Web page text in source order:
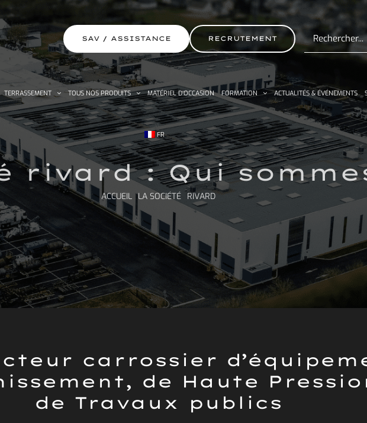
SAV / ASSISTANCE RECRUTEMENT
Rechercher:
TERRASSEMENT TOUS NOS PRODUITS MATÉRIEL D’OCCASION FORMATION ACTUALITÉS & ÉVÉNEMENTS
FR
rivard : Qui
ACCUEIL LA SOCIÉTÉ RIVARD
carrossier
de Haute
de Travaux publics